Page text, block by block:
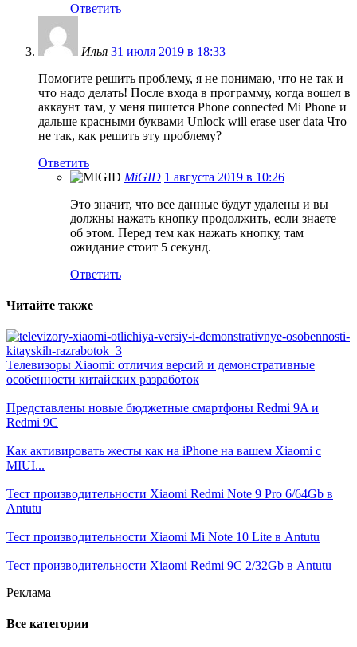
Ответить
Илья 31 июля 2019 в 18:33
Помогите решить проблему, я не понимаю, что не так и
что надо делать! После входа в программу, когда вошел в
аккаунт там, у меня пишется Phone connected Mi Phone и
дальше красными буквами Unlock will erase user data Что
не так, как решить эту проблему?
Ответить
MiGID 1 августа 2019 в 10:26
Это значит, что все данные будут удалены и вы
должны нажать кнопку продолжить, если знаете
об этом. Перед тем как нажать кнопку, там
ожидание стоит 5 секунд.
Ответить
Читайте также
Телевизоры Xiaomi: отличия версий и демонстративные
особенности китайских разработок
Представлены новые бюджетные смартфоны Redmi 9A и
Redmi 9C
Как активировать жесты как на iPhone на вашем Xiaomi с
MIUI...
Тест производительности Xiaomi Redmi Note 9 Pro 6/64Gb в
Antutu
Тест производительности Xiaomi Mi Note 10 Lite в Antutu
Тест производительности Xiaomi Redmi 9C 2/32Gb в Antutu
Реклама
Все категории